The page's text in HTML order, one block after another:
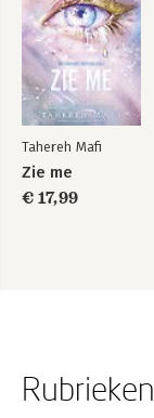
Tahereh Mafi
Zie me
€ 17,99
Rubrieken